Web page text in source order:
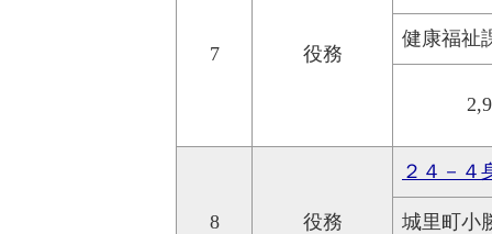
7 役務
健康福祉
8 役務
２４－４
城里町小